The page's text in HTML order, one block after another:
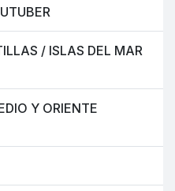
/ ISLAS DEL MAR
Y ORIENTE